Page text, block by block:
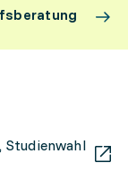
Studienwahl